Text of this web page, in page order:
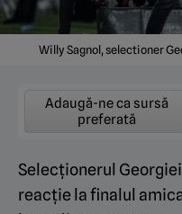
Willy Sagnol, selectioner
Adaugă-ne ca sursă
preferată
Selecționerul
reacție la finalul